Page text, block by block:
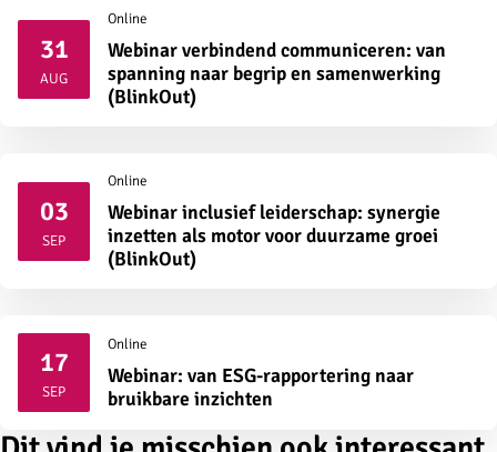
31
AUG2026
Online
Webinar verbindend communiceren: van
spanning naar begrip en samenwerking
(BlinkOut)
03
SEP2026
Online
Webinar inclusief leiderschap: synergie
inzetten als motor voor duurzame groei
(BlinkOut)
17
SEP2026
Online
Webinar: van ESG-rapportering naar
bruikbare inzichten